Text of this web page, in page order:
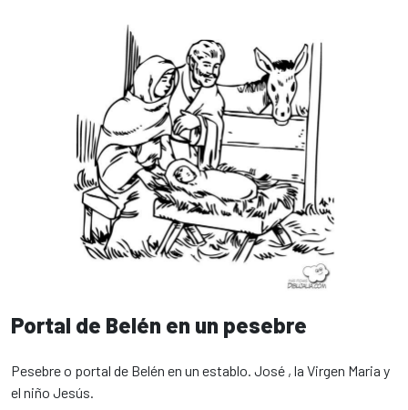
Portal de Belén en un pesebre
Pesebre o portal de Belén en un establo. José , la Virgen Maria y
el niño Jesús.